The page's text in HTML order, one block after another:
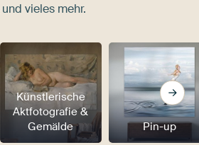
und vieles mehr.
Künstlerische
Aktfotografie &
Gemälde
Pin-up